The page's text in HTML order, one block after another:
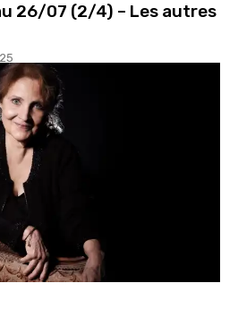
26/07 (2/4) – Les autres